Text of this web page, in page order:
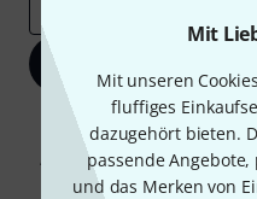
Mit
Mit unseren
fluffiges
dazugehört bieten.
passende
und das Merken von
Mit Klick auf „Jetzt
Werbung und einer Messung
Abmeldung ist jederzeit
unseren